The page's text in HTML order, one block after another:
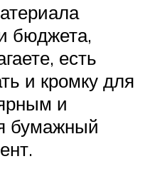
бюджета,
есть
и кромку для
и
бумажный